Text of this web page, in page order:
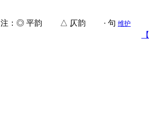
注：◎ 平韵 △ 仄韵 · 句 维护